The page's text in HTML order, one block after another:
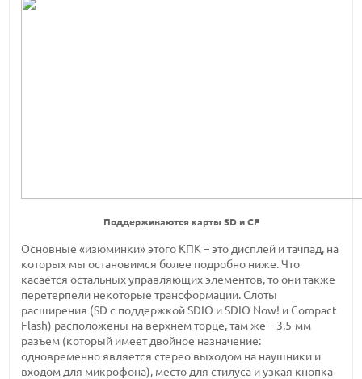
Поддерживаются карты SD и CF
Основные «изюминки» этого КПК – это дисплей и тачпад, на
которых мы остановимся более подробно ниже. Что
касается остальных управляющих элементов, то они также
перетерпели некоторые трансформации. Слоты
расширения (SD с поддержкой SDIO и SDIO Now! и Compact
Flash) расположены на верхнем торце, там же – 3,5-мм
разъем (который имеет двойное назначение:
одновременно является стерео выходом на наушники и
входом для микрофона), место для стилуса и узкая кнопка